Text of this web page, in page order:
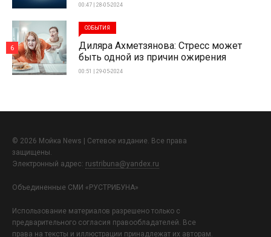
00:47 | 28-05-2024
СОБЫТИЯ
Диляра Ахметзянова: Стресс может
быть одной из причин ожирения
00:51 | 29-05-2024
6
© 2026 Мойка News | Сетевое издание. Все права
защищены.
Электронный адрес: rustribuna@yandex.ru
Объединенные СМИ «РУСТРИБУНА»
Использование материалов разрешено только с
предварительного согласия правообладателей. Все
права на тексты и иллюстрации принадлежат их авторам.